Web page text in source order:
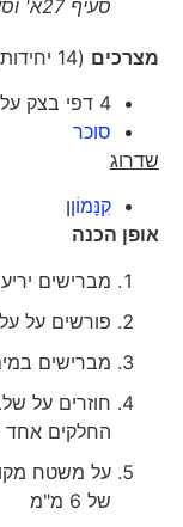
סעיף 27א' וסעיף 50א' לחוק זכויות יוצרים תשס"ח 2007)
מצרכים(14 יחידות)
4 דפי בצק עלים גודל 20X13 ס"מ
סוכר
שדרוג
קִנָּמוֹןן
אופן הכנה
מברישים
פורשים על
מברישים במים
החלקים אחד
על משטח
של 6 מ"מ